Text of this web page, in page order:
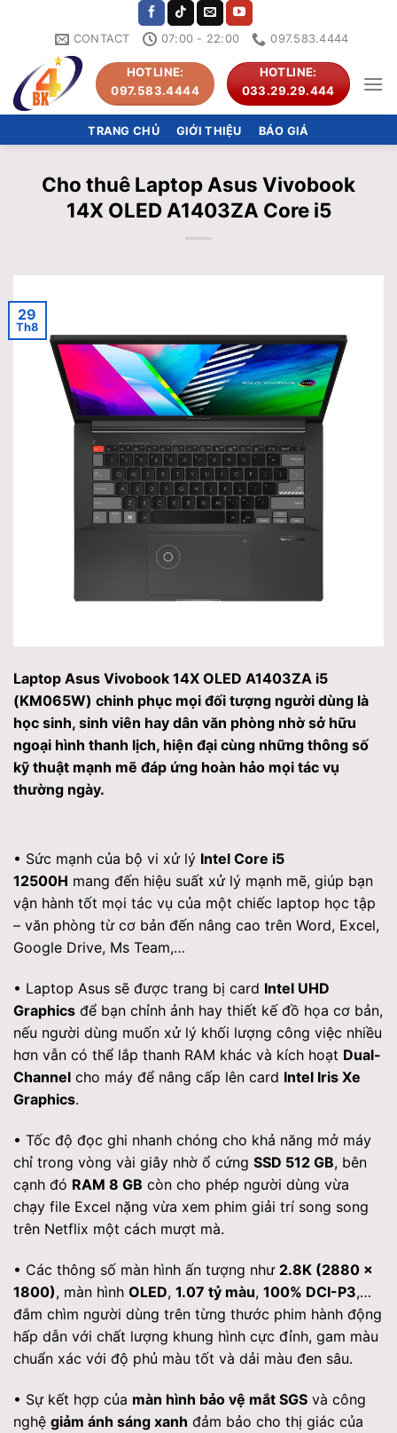
CONTACT 07:00 - 22:00 097.583.4444
HOTLINE:
097.583.4444
HOTLINE:
033.29.29.444
TRANG CHỦ GIỚI THIỆU BÁO GIÁ
Cho thuê Laptop Asus Vivobook
14X OLED A1403ZA Core i5
29
Th8
Laptop Asus Vivobook 14X OLED A1403ZA i5
(KM065W) chinh phục mọi đối tượng người dùng là
học sinh, sinh viên hay dân văn phòng nhờ sở hữu
ngoại hình thanh lịch, hiện đại cùng những thông số
kỹ thuật mạnh mẽ đáp ứng hoàn hảo mọi tác vụ
thường ngày.
• Sức mạnh của bộ vi xử lý Intel Core i5
12500H mang đến hiệu suất xử lý mạnh mẽ, giúp bạn
vận hành tốt mọi tác vụ của một chiếc laptop học tập
– văn phòng từ cơ bản đến nâng cao trên Word, Excel,
Google Drive, Ms Team,…
• Laptop Asus sẽ được trang bị card Intel UHD
Graphics để bạn chỉnh ảnh hay thiết kế đồ họa cơ bản,
nếu người dùng muốn xử lý khối lượng công việc nhiều
hơn vẫn có thể lắp thanh RAM khác và kích hoạt Dual-
Channel cho máy để nâng cấp lên card Intel Iris Xe
Graphics.
• Tốc độ đọc ghi nhanh chóng cho khả năng mở máy
chỉ trong vòng vài giây nhờ ổ cứng SSD 512 GB, bên
cạnh đó RAM 8 GB còn cho phép người dùng vừa
chạy file Excel nặng vừa xem phim giải trí song song
trên Netflix một cách mượt mà.
• Các thông số màn hình ấn tượng như 2.8K (2880 x
1800), màn hình OLED, 1.07 tỷ màu, 100% DCI-P3,…
đắm chìm người dùng trên từng thước phim hành động
hấp dẫn với chất lượng khung hình cực đỉnh, gam màu
chuẩn xác với độ phủ màu tốt và dải màu đen sâu.
• Sự kết hợp của màn hình bảo vệ mắt SGS và công
nghệ giảm ánh sáng xanh đảm bảo cho thị giác của